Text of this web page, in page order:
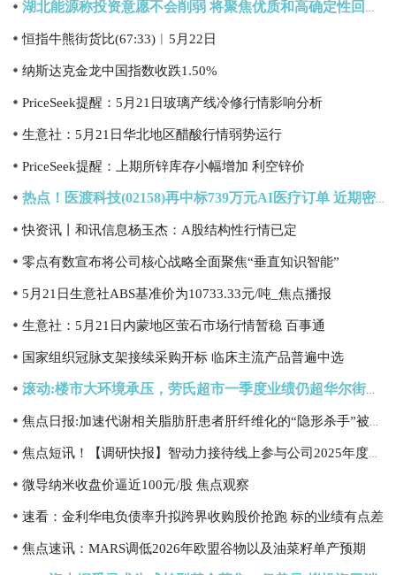
恒指牛熊街货比(67:33)︱5月22日
纳斯达克金龙中国指数收跌1.50%
PriceSeek提醒：5月21日玻璃产线冷修行情影响分析
生意社：5月21日华北地区醋酸行情弱势运行
PriceSeek提醒：上期所锌库存小幅增加 利空锌价
热点！医渡科技(02158)再中标739万元AI医疗订单 近期密集揽获多项顶级医疗机构项目
快资讯丨和讯信息杨玉杰：A股结构性行情已定
零点有数宣布将公司核心战略全面聚焦“垂直知识智能”
5月21日生意社ABS基准价为10733.33元/吨_焦点播报
生意社：5月21日内蒙地区萤石市场行情暂稳 百事通
国家组织冠脉支架接续采购开标 临床主流产品普遍中选
微导纳米收盘价逼近100元/股 焦点观察
速看：金利华电负债率升拟跨界收购股价抢跑 标的业绩有点差
焦点速讯：MARS调低2026年欧盟谷物以及油菜籽单产预期